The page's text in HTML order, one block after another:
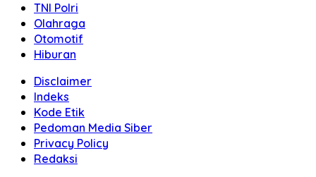
TNI Polri
Olahraga
Otomotif
Hiburan
Disclaimer
Indeks
Kode Etik
Pedoman Media Siber
Privacy Policy
Redaksi